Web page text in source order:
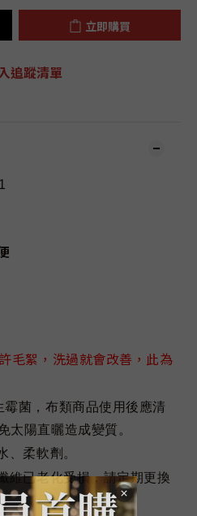
立即購買
追蹤清單
毛絮，洗過就會改善，此為
霉菌，布類商品使用後應清
太陽直曬造成變質。
、柔軟劑。
維已老化受損，請定期更換